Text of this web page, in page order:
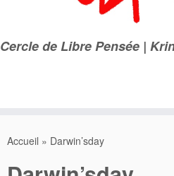
Cercle de Libre Pensée |
Accueil » Darwin’sday